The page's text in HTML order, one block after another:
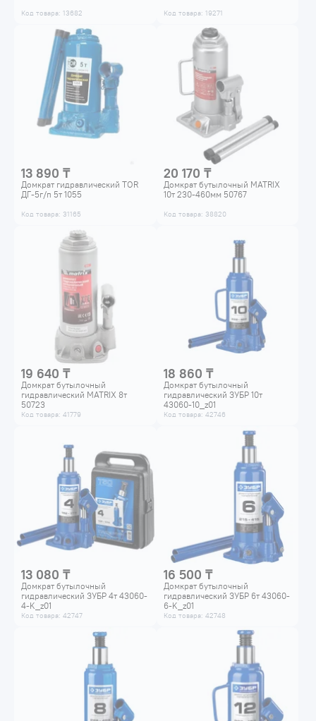
Код товара: 13682 Код товара: 19271
13 890 ₸
Домкрат гидравлический TOR
ДГ-5г/п 5т 1055
Код товара: 31165
20 170 ₸
Домкрат бутылочный MATRIX
10т 230-460мм 50767
Код товара: 38820
19 640 ₸
Домкрат бутылочный
гидравлический MATRIX 8т
50723
Код товара: 41779
18 860 ₸
Домкрат бутылочный
гидравлический ЗУБР 10т
43060-10_z01
Код товара: 42746
13 080 ₸
Домкрат бутылочный
гидравлический ЗУБР 4т 43060-
4-K_z01
Код товара: 42747
16 500 ₸
Домкрат бутылочный
гидравлический ЗУБР 6т 43060-
6-K_z01
Код товара: 42748